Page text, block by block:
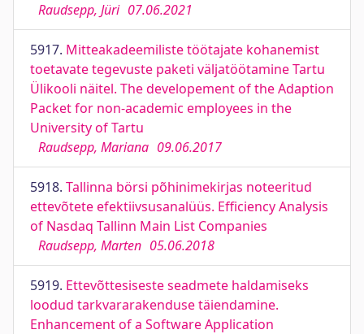
Raudsepp, Jüri 07.06.2021
5917. Mitteakadeemiliste töötajate kohanemist
toetavate tegevuste paketi väljatöötamine Tartu
Ülikooli näitel. The developement of the Adaption
Packet for non-academic employees in the
University of Tartu
Raudsepp, Mariana 09.06.2017
5918. Tallinna börsi põhinimekirjas noteeritud
ettevõtete efektiivsusanalüüs. Efficiency Analysis
of Nasdaq Tallinn Main List Companies
Raudsepp, Marten 05.06.2018
5919. Ettevõttesiseste seadmete haldamiseks
loodud tarkvararakenduse täiendamine.
Enhancement of a Software Application